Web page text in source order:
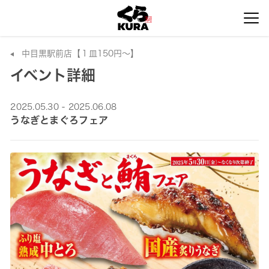
中目黒駅前店【１皿150円～】
イベント詳細
2025.05.30 - 2025.06.08
うなぎとまぐろフェア